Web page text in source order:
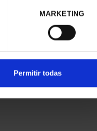
MARKETING
Permitir todas